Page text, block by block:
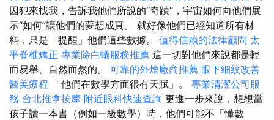
囚犯來找我，告訴我他們所說的“奇蹟”，宇宙如何向他們展
示“如何”讓他們的夢想成真。 就好像他們已經知道所有材
料，只是「提醒」他們這些數據。 值得信賴的法律顧問 太
平脊椎矯正 專業除白蟻服務推薦 這一切對他們來說都是輕
而易舉、自然而然的。 可靠的外燴廠商推薦 眼下細紋改善
醫美療程 「他們在數學方面很有天賦」。 專業清潔公司服
務 台北推拿按摩 附近眼科快速查詢 更進一步來說，想想當
孩子讀一本書（例如一級數學）時，他們可能不「懂數